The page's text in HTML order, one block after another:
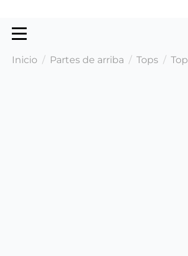
Inicio Partes de arriba Tops